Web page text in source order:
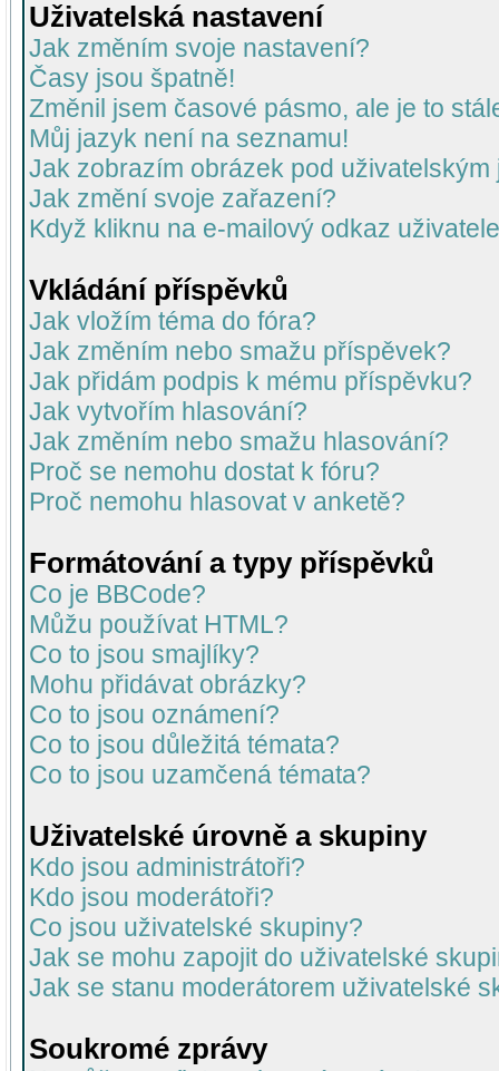
Uživatelská nastavení
Jak změním svoje nastavení?
Časy jsou špatně!
Změnil jsem časové pásmo, ale je to
Můj jazyk není na seznamu!
Jak zobrazím obrázek pod uživatelským
Jak změní svoje zařazení?
Když kliknu na e-mailový odkaz
Vkládání příspěvků
Jak vložím téma do fóra?
Jak změním nebo smažu příspěvek?
Jak přidám podpis k mému příspěvku?
Jak vytvořím hlasování?
Jak změním nebo smažu hlasování?
Proč se nemohu dostat k fóru?
Proč nemohu hlasovat v anketě?
Formátování a typy příspěvků
Co je BBCode?
Můžu používat HTML?
Co to jsou smajlíky?
Mohu přidávat obrázky?
Co to jsou oznámení?
Co to jsou důležitá témata?
Co to jsou uzamčená témata?
Uživatelské úrovně a skupiny
Kdo jsou administrátoři?
Kdo jsou moderátoři?
Co jsou uživatelské skupiny?
Jak se mohu zapojit do uživatelské
Jak se stanu moderátorem uživatelské
Soukromé zprávy